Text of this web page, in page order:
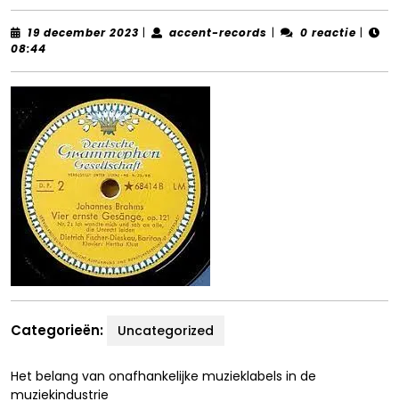
19 december 2023 19| accent-records accent-
| 0 reactie |
08:44
Categorieën: Uncategorized
Het belang van onafhankelijke muzieklabels in de
muziekindustrie